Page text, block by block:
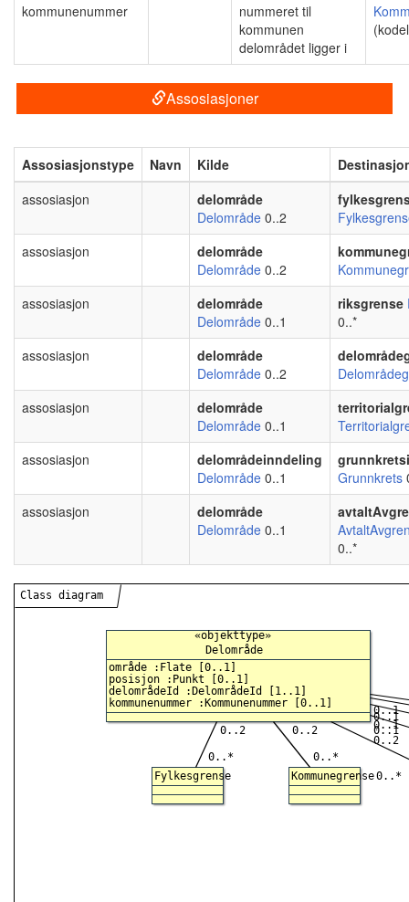
kommunenummer
nummeret til
kommunen
delområdet ligger i
Assosiasjoner
Assosiasjonstype Navn Kilde
assosiasjon
delområde
Delområde 0..2
assosiasjon
delområde
Delområde 0..2
assosiasjon
delområde
Delområde 0..1
riksgrense
0..*
assosiasjon
delområde
Delområde 0..2
assosiasjon
delområde
Delområde 0..1
assosiasjon
delområdeinndeling
Delområde 0..1
Grunnkrets
assosiasjon
delområde
Delområde 0..1
0..*